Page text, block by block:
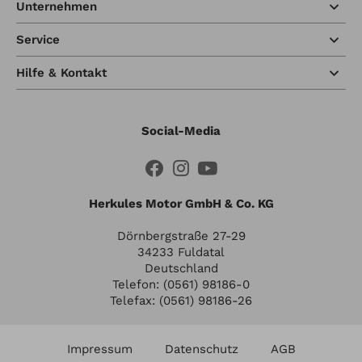
Unternehmen
Service
Hilfe & Kontakt
Social-Media
Herkules Motor GmbH & Co. KG
Dörnbergstraße 27-29
34233 Fuldatal
Deutschland
Telefon: (0561) 98186-0
Telefax: (0561) 98186-26
Impressum Datenschutz AGB